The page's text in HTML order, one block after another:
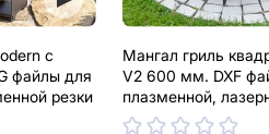
с
файлы для
резки
Мангал гриль
V2 600 мм. DXF
плазменной,